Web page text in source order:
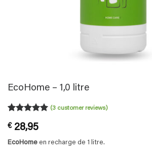
EcoHome – 1,0 litre
out of 5
customer
(3customer reviews)
€28,95
EcoHome en recharge de 1 litre.